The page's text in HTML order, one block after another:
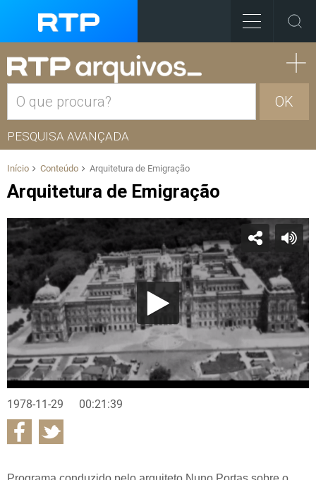
OK
PESQUISA AVANÇADA
Início Conteúdo Arquitetura de Emigração
Arquitetura de Emigração
1978-11-29 00:21:39